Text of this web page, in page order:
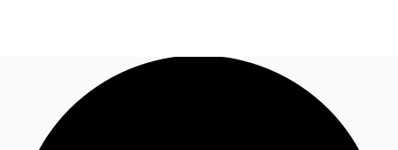
พื้นที่สำนักงาน
+6626246471